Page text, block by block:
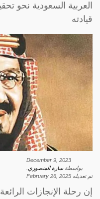
العربية السعودية نحو
قيادته
December 9, 2023
بواسطةسارة المنصوري
تم تعديله February 26, 2025
إن رحلة الإنجازات